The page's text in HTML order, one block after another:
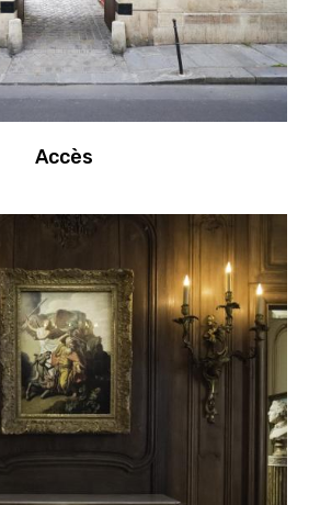
Accès